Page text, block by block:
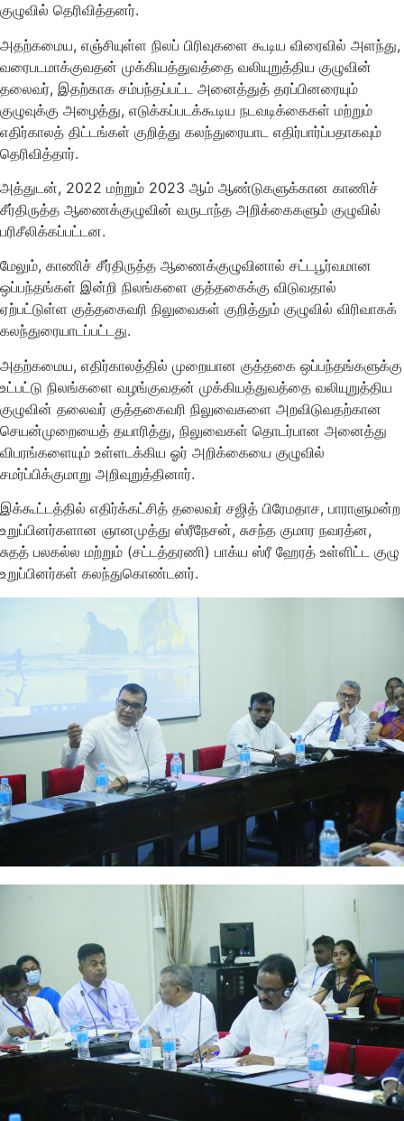
குழுவில் தெரிவித்தனர்.
அதற்கமைய, எஞ்சியுள்ள நிலப் பிரிவுகளை கூடிய விரைவில் அளந்து,
வரைபடமாக்குவதன் முக்கியத்துவத்தை வலியுறுத்திய குழுவின்
தலைவர், இதற்காக சம்பந்தப்பட்ட அனைத்துத் தரப்பினரையும்
குழுவுக்கு அழைத்து, எடுக்கப்படக்கூடிய நடவடிக்கைகள் மற்றும்
எதிர்காலத் திட்டங்கள் குறித்து கலந்துரையாட எதிர்பார்ப்பதாகவும்
தெரிவித்தார்.
அத்துடன், 2022 மற்றும் 2023 ஆம் ஆண்டுகளுக்கான காணிச்
சீர்திருத்த ஆணைக்குழுவின் வருடாந்த அறிக்கைகளும் குழுவில்
பரிசீலிக்கப்பட்டன.
மேலும், காணிச் சீர்திருத்த ஆணைக்குழுவினால் சட்டபூர்வமான
ஒப்பந்தங்கள் இன்றி நிலங்களை குத்தகைக்கு விடுவதால்
ஏற்பட்டுள்ள குத்தகைவரி நிலுவைகள் குறித்தும் குழுவில் விரிவாகக்
கலந்துரையாடப்பட்டது.
அதற்கமைய, எதிர்காலத்தில் முறையான குத்தகை ஒப்பந்தங்களுக்கு
உட்பட்டு நிலங்களை வழங்குவதன் முக்கியத்துவத்தை வலியுறுத்திய
குழுவின் தலைவர் குத்தகைவரி நிலுவைகளை அறவிடுவதற்கான
செயன்முறையைத் தயாரித்து, நிலுவைகள் தொடர்பான அனைத்து
விபரங்களையும் உள்ளடக்கிய ஓர் அறிக்கையை குழுவில்
சமர்ப்பிக்குமாறு அறிவுறுத்தினார்.
இக்கூட்டத்தில் எதிர்க்கட்சித் தலைவர் சஜித் பிரேமதாச, பாராளுமன்ற
உறுப்பினர்களான ஞானமுத்து ஸ்ரீநேசன், சுசந்த குமார நவரத்ன,
சுதத் பலகல்ல மற்றும் (சட்டத்தரணி) பாக்ய ஸ்ரீ ஹேரத் உள்ளிட்ட குழு
உறுப்பினர்கள் கலந்துகொண்டனர்.